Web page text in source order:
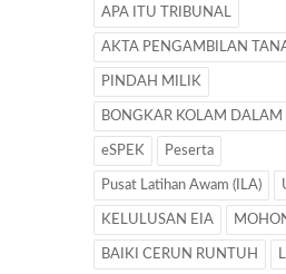
APA ITU TRIBUNAL
AKTA PENGAMBILAN
PINDAH MILIK
BONGKAR KOLAM DALAM
eSPEK Peserta
Pusat Latihan Awam (ILA)
KELULUSAN EIA
BAIKI CERUN RUNTUH